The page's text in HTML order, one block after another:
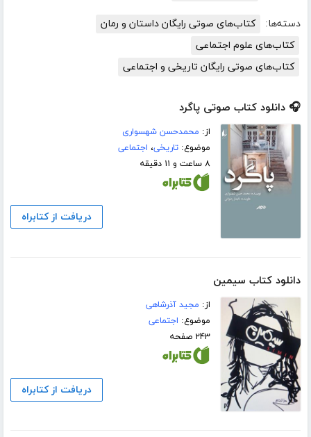
دسته‌ها:
کتاب‌های صوتی رایگان داستان و رمان
کتاب‌های علوم اجتماعی
کتاب‌های صوتی رایگان تاریخی و اجتماعی
🎧 دانلود کتاب صوتی پاگرد
از: محمدحسن شهسواری
موضوع:تاریخی، اجتماعی
۸ ساعت و ۱۱ دقیقه
دریافت از کتابراه
دانلود کتاب سیمین
از: مجید آذرشاهی
موضوع: اجتماعی
۲۴۳ صفحه
دریافت از کتابراه